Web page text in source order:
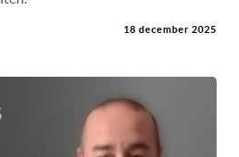
18 december 2025